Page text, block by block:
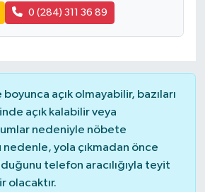
0 (284) 311 36 89
açık olmayabilir, bazıları
açık kalabilir veya
nedeniyle nöbete
yola çıkmadan önce
telefon aracılığıyla teyit
olacaktır.